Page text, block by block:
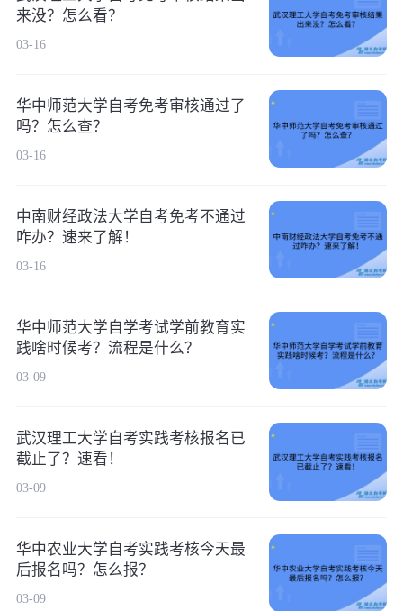
来没？怎么看？
03-16
华中师范大学自考免考审核通过了
吗？怎么查？
03-16
中南财经政法大学自考免考不通过
咋办？速来了解！
03-16
华中师范大学自学考试学前教育实
践啥时候考？流程是什么？
03-09
武汉理工大学自考实践考核报名已
截止了？速看！
03-09
华中农业大学自考实践考核今天最
后报名吗？怎么报？
03-09